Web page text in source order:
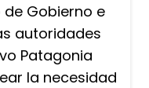
Gobierno e
autoridades
Patagonia
la necesidad